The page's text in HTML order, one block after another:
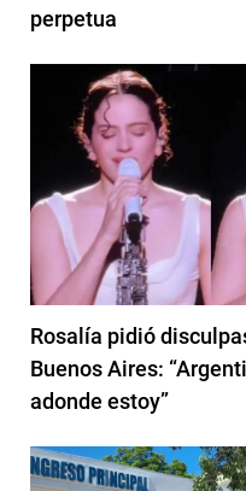
perpetua
Rosalía pidió
Buenos Aires:
adonde estoy”